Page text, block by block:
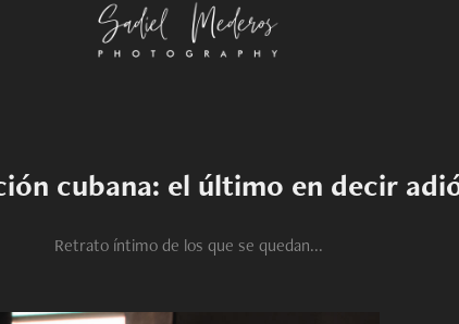
cubana: el último en decir
Retrato íntimo de los que se quedan...